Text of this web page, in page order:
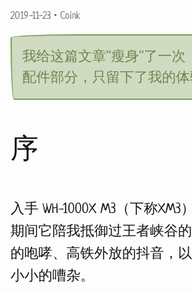
2019-11-23 • Coink
我给这篇文章“瘦身”了一次
配件部分，只留下了我的体
序
入手 WH-1000X M3（下称
期间它陪我抵御过王者峡谷
的咆哮、高铁外放的抖音，
小小的嘈杂。